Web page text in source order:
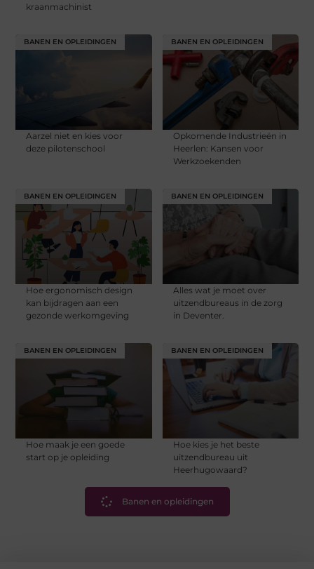
kraanmachinist
BANEN EN OPLEIDINGEN
Aarzel niet en kies voor
deze pilotenschool
BANEN EN OPLEIDINGEN
Opkomende Industrieën in
Heerlen: Kansen voor
Werkzoekenden
BANEN EN OPLEIDINGEN
Hoe ergonomisch design
kan bijdragen aan een
gezonde werkomgeving
BANEN EN OPLEIDINGEN
Alles wat je moet over
uitzendbureaus in de zorg
in Deventer.
BANEN EN OPLEIDINGEN
Hoe maak je een goede
start op je opleiding
BANEN EN OPLEIDINGEN
Hoe kies je het beste
uitzendbureau uit
Heerhugowaard?
Banen en opleidingen